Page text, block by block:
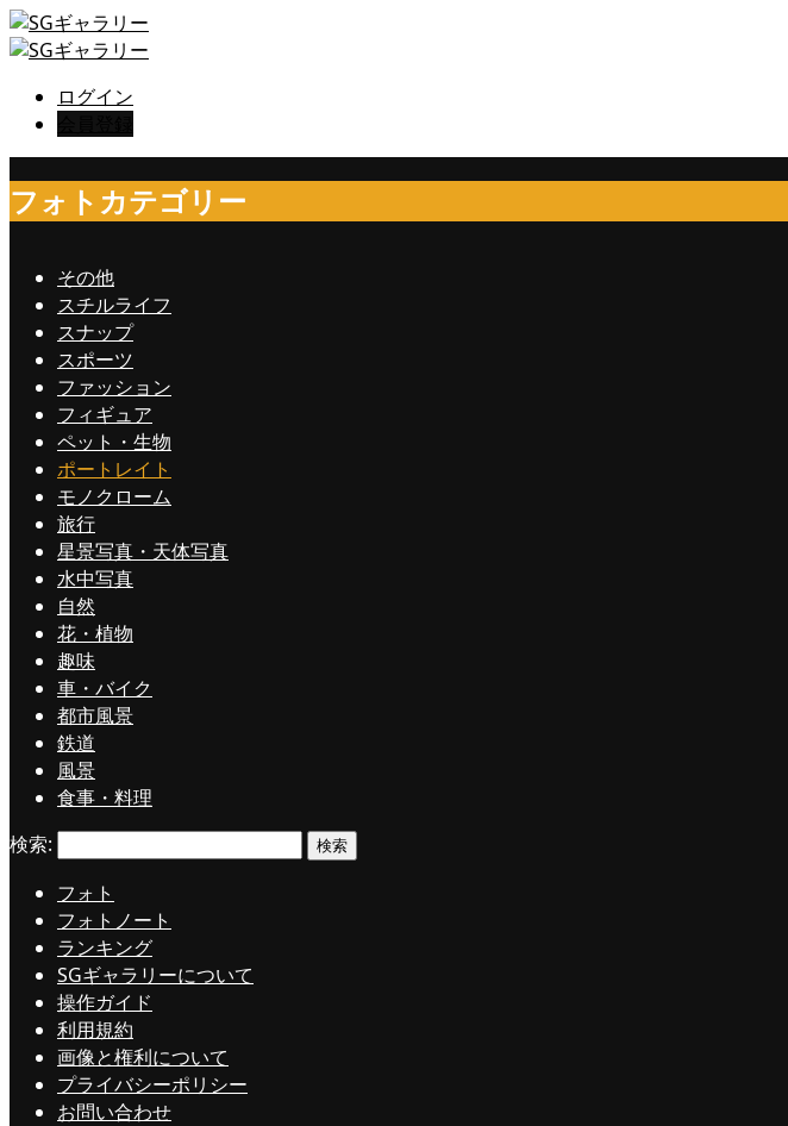
ログイン
フォトカテゴリー
その他
スチルライフ
スナップ
スポーツ
ファッション
フィギュア
ペット・生物
ポートレイト
モノクローム
旅行
星景写真・天体写真
水中写真
自然
花・植物
趣味
車・バイク
都市風景
鉄道
風景
食事・料理
フォト
フォトノート
ランキング
SGギャラリーについて
操作ガイド
利用規約
画像と権利について
プライバシーポリシー
お問い合わせ
検索: